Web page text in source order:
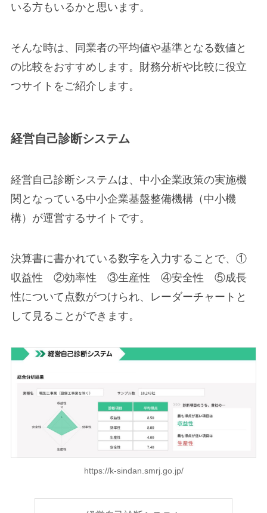
いる方もいるかと思います。
そんな時は、同業者の平均値や基準となる数値と
の比較をおすすめします。財務分析や比較に役立
つサイトをご紹介します。
経営自己診断システム
経営自己診断システムは、中小企業政策の実施機
関となっている中小企業基盤整備機構（中小機
構）が運営するサイトです。
決算書に書かれている数字を入力することで、①
収益性 ②効率性 ③生産性 ④安全性 ⑤成長
性について点数がつけられ、レーダーチャートと
して見ることができます。
https://k-sindan.smrj.go.jp/